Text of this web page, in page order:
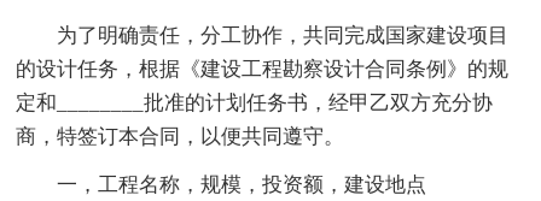
为了明确责任，分工协作，共同完成国家建设项目
的设计任务，根据《建设工程勘察设计合同条例》的规
定和________批准的计划任务书，经甲乙双方充分协
商，特签订本合同，以便共同遵守。
一，工程名称，规模，投资额，建设地点